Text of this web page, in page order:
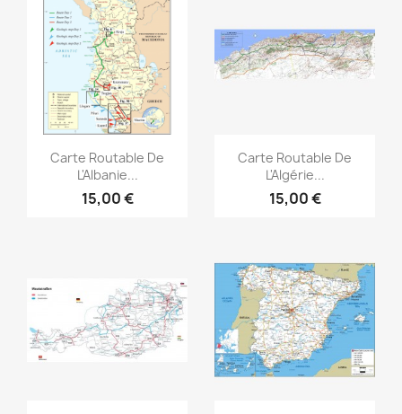
Aperçu rapide
Carte Routable De
L'Albanie...
15,00 €
Aperçu rapide
Carte Routable De
L'Algérie...
15,00 €